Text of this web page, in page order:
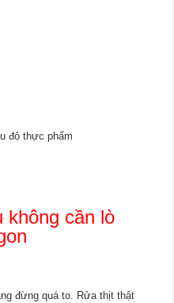
đỏ thực phẩm
không cần lò
đừng quá to. Rửa thịt thật